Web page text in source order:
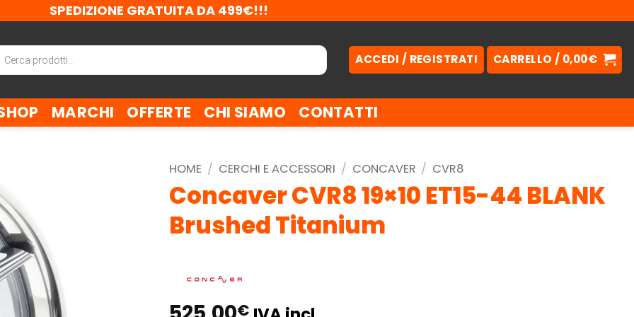
SPEDIZIONE GRATUITA DA 499€!!!
ACCEDI / REGISTRATI CARRELLO / 0,00€
MARCHI OFFERTE CHI SIAMO CONTATTI
HOME / CERCHI E ACCESSORI / CONCAVER / CVR8
Concaver CVR8 19×10 ET15-44 BLANK
Brushed Titanium
€